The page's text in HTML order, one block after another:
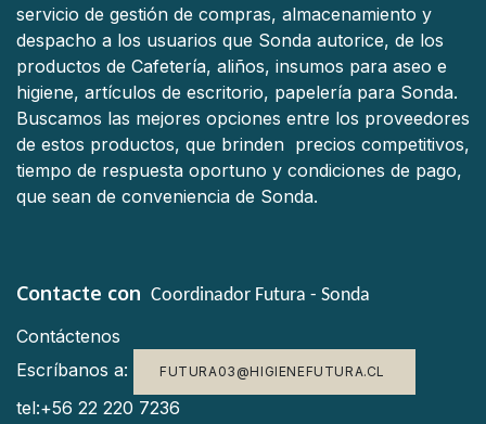
servicio de gestión de compras, almacenamiento y
despacho a los usuarios que Sonda autorice, de los
productos de Cafetería, aliños, insumos para aseo e
higiene, artículos de escritorio, papelería para Sonda.
Buscamos las mejores opciones entre los proveedores
de estos productos, que brinden precios competitivos,
tiempo de respuesta oportuno y condiciones de pago,
que sean de conveniencia de Sonda.
Contacte con Coordinador Futura - Sonda
Contáctenos
Escríbanos a:
FUTURA03@HIGIENEFUTURA.CL
tel:+56 22 220 7236